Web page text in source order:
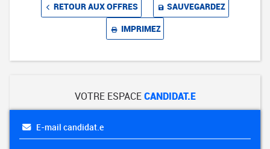
RETOUR AUX OFFRES
SAUVEGARDEZ
IMPRIMEZ
VOTRE ESPACECANDIDAT.E
E-mail candidat.e